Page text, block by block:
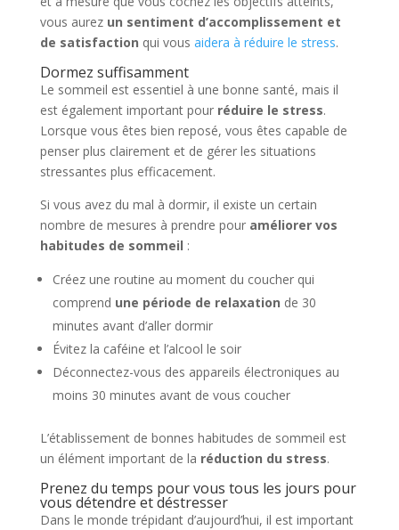
vous aurez un sentiment d’accomplissement et
de satisfaction qui vous aidera à réduire le stress.
Dormez suffisamment
Le sommeil est essentiel à une bonne santé, mais il
est également important pour réduire le stress.
Lorsque vous êtes bien reposé, vous êtes capable de
penser plus clairement et de gérer les situations
stressantes plus efficacement.
Si vous avez du mal à dormir, il existe un certain
nombre de mesures à prendre pour améliorer vos
habitudes de sommeil :
Créez une routine au moment du coucher qui
comprend une période de relaxation de 30
minutes avant d’aller dormir
Évitez la caféine et l’alcool le soir
Déconnectez-vous des appareils électroniques au
moins 30 minutes avant de vous coucher
L’établissement de bonnes habitudes de sommeil est
un élément important de la réduction du stress.
Prenez du temps pour vous tous les jours pour
vous détendre et déstresser
Dans le monde trépidant d’aujourd’hui, il est important